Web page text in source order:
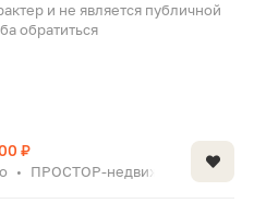
и не является публичной
обратиться
₽
• ПРОСТОР-недвижимость